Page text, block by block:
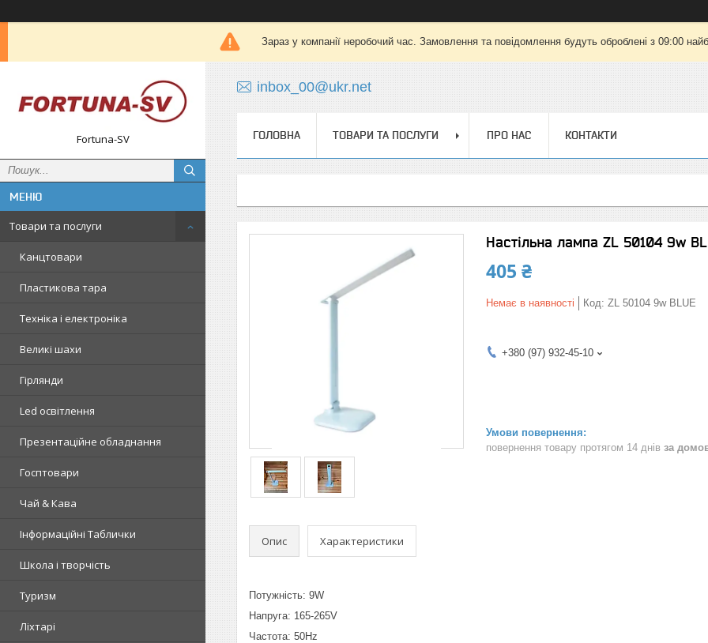
Зараз у компанії неробочий час. Замовлення та повідомлення будуть оброблені з 09:00
Fortuna-SV
Товари та послуги
Канцтовари
Пластикова тара
Техніка і електроніка
Великі шахи
Гірлянди
Led освітлення
Презентаційне обладнання
Госптовари
Чай & Кава
Інформаційні Таблички
Школа і творчість
Туризм
Ліхтарі
inbox_00@ukr.net
ГОЛОВНА ТОВАРИ ТА ПОСЛУГИ ПРО НАС КОНТАКТИ
Настільна лампа ZL 50104 9w
405 ₴
Немає в наявності Код: ZL 50104 9w BLUE
+380 (97) 932-45-10
повернення товару протягом 14 днів за
Опис Характеристики
Потужність: 9W
Напруга: 165-265V
Частота: 50Hz